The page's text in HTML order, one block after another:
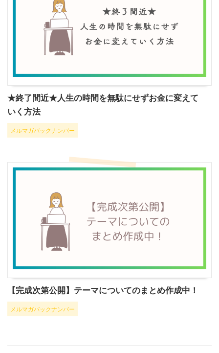
★終了間近★人生の時間を無駄にせずお金に変えて
いく方法
メルマガバックナンバー
【完成次第公開】テーマについてのまとめ作成中！
メルマガバックナンバー